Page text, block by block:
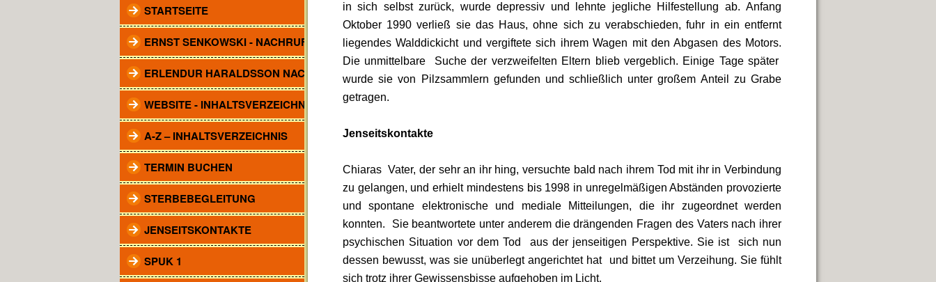
STARTSEITE
ERNST SENKOWSKI - NACHRUF
ERLENDUR HARALDSSON NACHRUF
WEBSITE - INHALTSVERZEICHNIS
A-Z – INHALTSVERZEICHNIS
TERMIN BUCHEN
STERBEBEGLEITUNG
JENSEITSKONTAKTE
SPUK 1
in sich selbst zurück, wurde depressiv und lehnte jegliche Hilfestellung ab. Anfang
Oktober 1990 verließ sie das Haus, ohne sich zu verabschieden, fuhr in ein entfernt
liegendes Walddickicht und vergiftete sich ihrem Wagen mit den Abgasen des Motors.
Die unmittelbare Suche der verzweifelten Eltern blieb vergeblich. Einige Tage später
wurde sie von Pilzsammlern gefunden und schließlich unter großem Anteil zu Grabe
getragen.
Jenseitskontakte
Chiaras Vater, der sehr an ihr hing, versuchte bald nach ihrem Tod mit ihr in Verbindung
zu gelangen, und erhielt mindestens bis 1998 in unregelmäßigen Abständen provozierte
und spontane elektronische und mediale Mitteilungen, die ihr zugeordnet werden
konnten. Sie beantwortete unter anderem die drängenden Fragen des Vaters nach ihrer
psychischen Situation vor dem Tod aus der jenseitigen Perspektive. Sie ist sich nun
dessen bewusst, was sie unüberlegt angerichtet hat und bittet um Verzeihung. Sie fühlt
sich trotz ihrer Gewissensbisse aufgehoben im Licht.